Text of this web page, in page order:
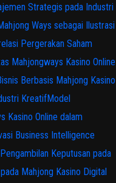
Strategis pada Industri
Ways sebagai Ilustrasi
Pergerakan Saham
Mahjongways Kasino Online
Berbasis Mahjong Kasino
KreatifModel
Kasino Online dalam
Business Intelligence
Keputusan pada
Mahjong Kasino Digital